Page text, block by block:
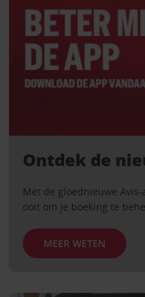
Ontdek de
Met de gloednieuwe
ooit om je boeking te
MEER WETEN